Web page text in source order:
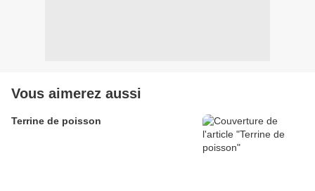
Vous aimerez aussi
Terrine de poisson